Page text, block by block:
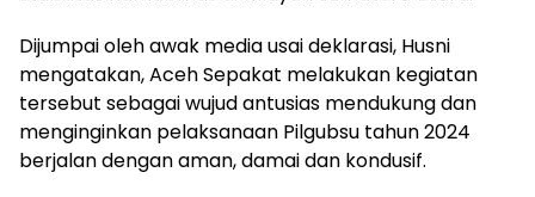
Dijumpai oleh awak media usai deklarasi, Husni
mengatakan, Aceh Sepakat melakukan kegiatan
tersebut sebagai wujud antusias mendukung dan
menginginkan pelaksanaan Pilgubsu tahun 2024
berjalan dengan aman, damai dan kondusif.